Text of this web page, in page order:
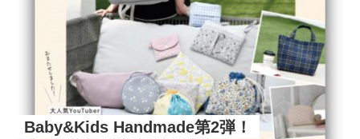
Baby&Kids Handmade第2弾！